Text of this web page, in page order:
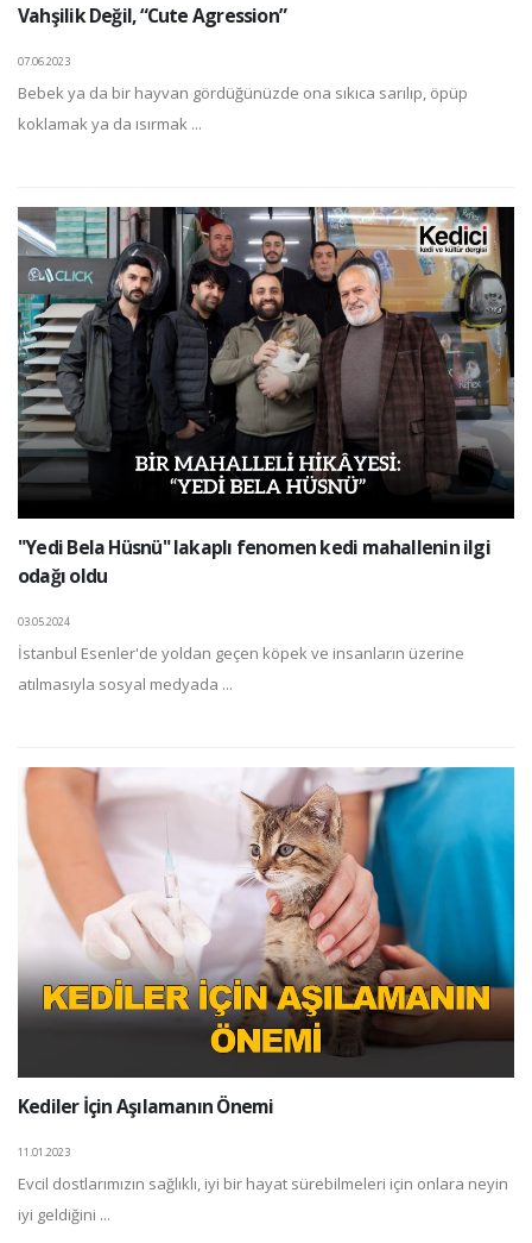
Vahşilik Değil, “Cute Agression”
07.06.2023
Bebek ya da bir hayvan gördüğünüzde ona sıkıca sarılıp, öpüp
koklamak ya da ısırmak ...
"Yedi Bela Hüsnü" lakaplı fenomen kedi mahallenin ilgi
odağı oldu
03.05.2024
İstanbul Esenler'de yoldan geçen köpek ve insanların üzerine
atılmasıyla sosyal medyada ...
Kediler İçin Aşılamanın Önemi
11.01.2023
Evcil dostlarımızın sağlıklı, iyi bir hayat sürebilmeleri için onlara neyin
iyi geldiğini ...